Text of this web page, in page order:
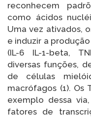
reconhecem
como ácidos
Uma vez ativados,
e induzir a
(IL-6 IL-1-beta,
diversas funções,
de células
macrófagos (1). Os
exemplo dessa
fatores de